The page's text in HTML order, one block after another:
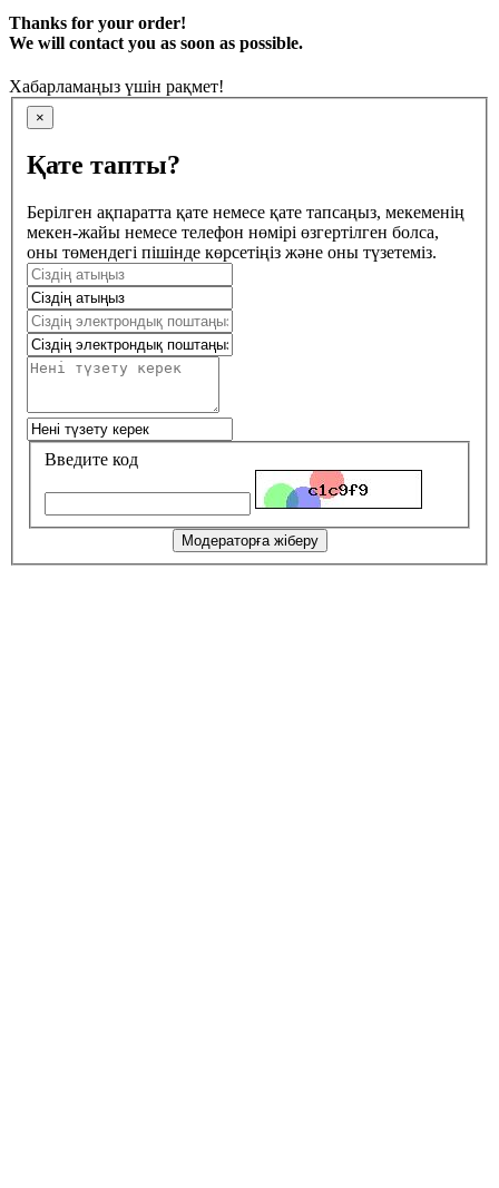
Thanks for your order!
We will contact you as soon as possible.
Хабарламаңыз үшін рақмет!
×
Қате тапты?
Берілген ақпаратта қате немесе қате тапсаңыз, мекеменің
мекен-жайы немесе телефон нөмірі өзгертілген болса,
оны төмендегі пішінде көрсетіңіз және оны түзетеміз.
Введите код
Модераторға жіберу